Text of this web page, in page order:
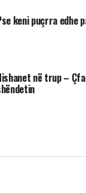
keni puçrra edhe
në trup –